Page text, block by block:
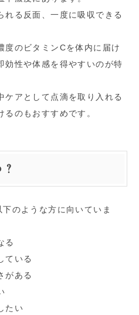
れる反面、一度に吸収できる
度のビタミンCを体内に届け
効性や体感を得やすいのが特
ケアとして点滴を取り入れる
のもおすすめです。
のような方に向いていま
る
ている
がある
たい